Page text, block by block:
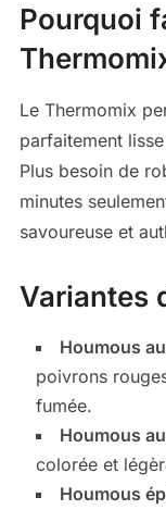
Pourquoi
Le Thermomix
parfaitement
Plus besoin de
minutes
savoureuse et
Variantes
Houmous
poivrons
fumée.
Houmous
colorée et
Houmous